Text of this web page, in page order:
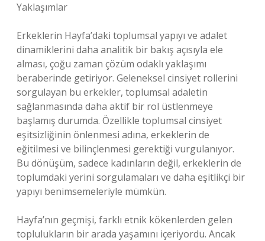
Yaklaşımlar
Erkeklerin Hayfa’daki toplumsal yapıyı ve adalet
dinamiklerini daha analitik bir bakış açısıyla ele
alması, çoğu zaman çözüm odaklı yaklaşımı
beraberinde getiriyor. Geleneksel cinsiyet rollerini
sorgulayan bu erkekler, toplumsal adaletin
sağlanmasında daha aktif bir rol üstlenmeye
başlamış durumda. Özellikle toplumsal cinsiyet
eşitsizliğinin önlenmesi adına, erkeklerin de
eğitilmesi ve bilinçlenmesi gerektiği vurgulanıyor.
Bu dönüşüm, sadece kadınların değil, erkeklerin de
toplumdaki yerini sorgulamaları ve daha eşitlikçi bir
yapıyı benimsemeleriyle mümkün.
Hayfa’nın geçmişi, farklı etnik kökenlerden gelen
toplulukların bir arada yaşamını içeriyordu. Ancak